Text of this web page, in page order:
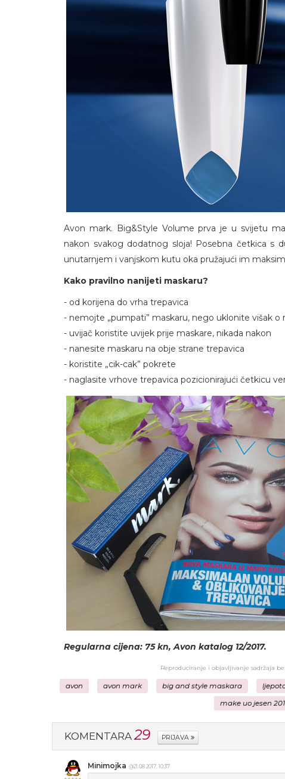
Avon mark. Big&Style Volume prva je u svijetu
nakon svakog dodatnog sloja! Posebna četkica s
unutarnjem i vanjskom kutu oka pružajući im
Kako pravilno nanijeti maskaru?
- od korijena do vrha trepavica
- nemojte „pumpati” maskaru, nego uklonite višak o
- uvijač koristite uvijek prije maskare, nikada nakon
- nanesite maskaru na obje strane trepavica
- koristite „cik-cak” pokrete
- naglasite vrhove trepavica pozicionirajući četkicu
Regularna cijena: 75 kn, Avon katalog 12/2017.
Reproduciranje i objavljivanje sadržaja
avon avon mark big and style maskara
make uo jesen
KOMENTARA29 PRIJAVA
Minimojka @21.08.2017. 10:37